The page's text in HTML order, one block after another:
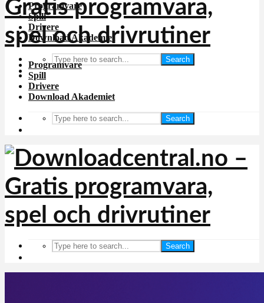
Programvare
Spill
Drivere
Download Akademiet
Search
Programvare
Spill
Drivere
Download Akademiet
Search
Search